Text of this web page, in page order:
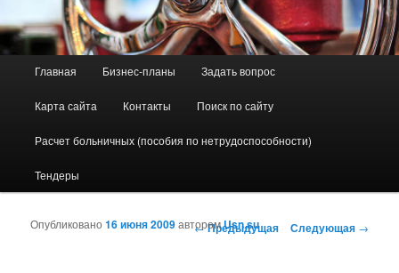
Перейти к основному содержимому
Перейти к дополнительному содержимому
Главная Бизнес-планы Задать вопрос
Карта сайта Контакты Поиск по сайту
Расчет больничных (пособия по нетрудоспособности)
Тендеры
Навигация по записям
←Предыдущая Следующая →
Опубликовано16 июня 2009авторомUsn.su